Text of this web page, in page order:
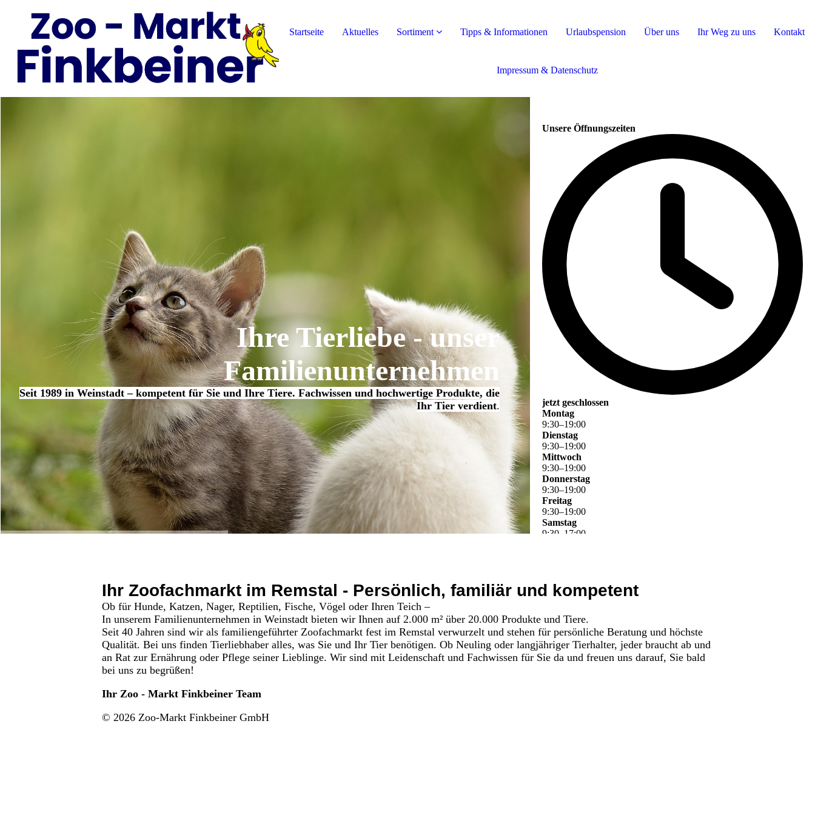
Startseite Aktuelles Sortiment Tipps & Informationen Urlaubspension Über uns Ihr Weg zu uns Kontakt
Impressum & Datenschutz
Ihre Tierliebe - unser
Familienunternehmen
Seit 1989 in Weinstadt – kompetent für Sie und Ihre Tiere. Fachwissen und hochwertige Produkte, die
Ihr Tier verdient.
Unsere Öffnungszeiten
jetzt geschlossen
Montag
9:30–19:00
Dienstag
9:30–19:00
Mittwoch
9:30–19:00
Donnerstag
9:30–19:00
Freitag
9:30–19:00
Samstag
9:30– 17:00
Ihr Zoofachmarkt im Remstal - Persönlich, familiär und kompetent
Ob für Hunde, Katzen, Nager, Reptilien, Fische, Vögel oder Ihren Teich –
In unserem Familienunternehmen in Weinstadt bieten wir Ihnen auf 2.000 m² über 20.000 Produkte und Tiere.
Seit 40 Jahren sind wir als familiengeführter Zoofachmarkt fest im Remstal verwurzelt und stehen für persönliche Beratung und höchste
Qualität. Bei uns finden Tierliebhaber alles, was Sie und Ihr Tier benötigen. Ob Neuling oder langjähriger Tierhalter, jeder braucht ab und
an Rat zur Ernährung oder Pflege seiner Lieblinge. Wir sind mit Leidenschaft und Fachwissen für Sie da und freuen uns darauf, Sie bald
bei uns zu begrüßen!
Ihr Zoo - Markt Finkbeiner Team
© 2026 Zoo-Markt Finkbeiner GmbH